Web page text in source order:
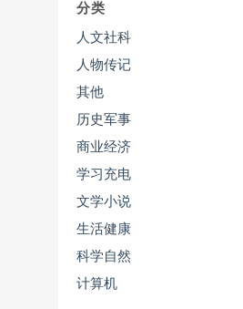
分类
人文社科
人物传记
其他
历史军事
商业经济
学习充电
文学小说
生活健康
科学自然
计算机